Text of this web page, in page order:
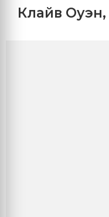
Клайв Оуэн,